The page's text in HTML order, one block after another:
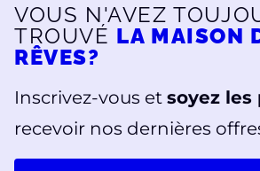
VOUS N'AVEZ
TROUVÉ LA MAISON
RÊVES?
Inscrivez-vous et soyez
recevoir nos dernières